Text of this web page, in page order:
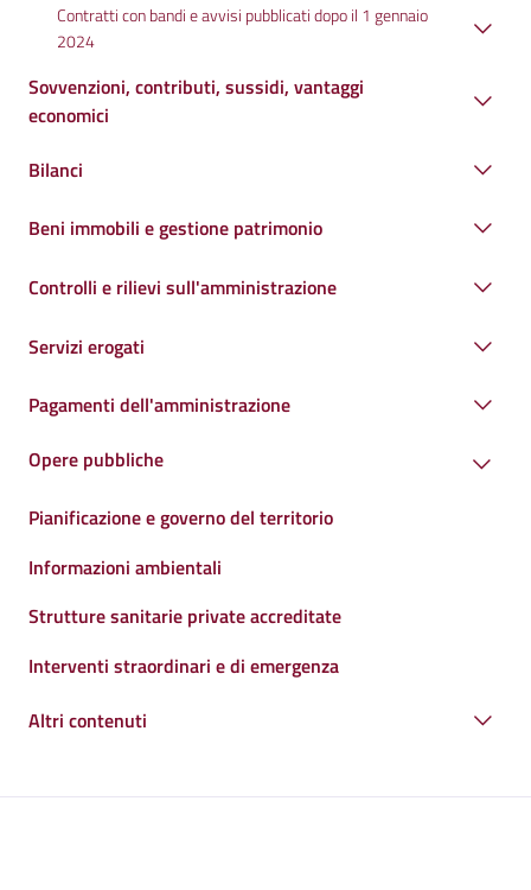
Contratti con bandi e avvisi pubblicati dopo il 1 gennaio
2024
Sovvenzioni, contributi, sussidi, vantaggi
economici
Bilanci
Beni immobili e gestione patrimonio
Controlli e rilievi sull'amministrazione
Servizi erogati
Pagamenti dell'amministrazione
Opere pubbliche
Pianificazione e governo del territorio
Informazioni ambientali
Strutture sanitarie private accreditate
Interventi straordinari e di emergenza
Altri contenuti